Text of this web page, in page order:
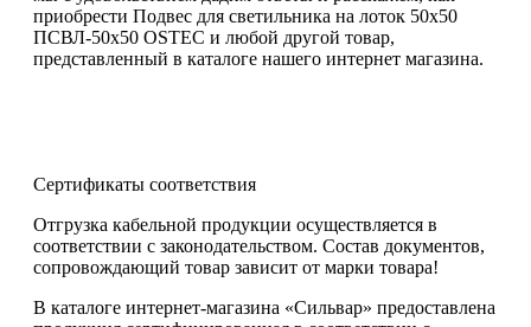
приобрести Подвес для светильника на лоток 50х50
ПСВЛ-50х50 OSTEC и любой другой товар,
представленный в каталоге нашего интернет магазина.
Сертификаты соответствия
Отгрузка кабельной продукции осуществляется в
соответствии с законодательством. Состав документов,
сопровождающий товар зависит от марки товара!
В каталоге интернет-магазина «Сильвар» предоставлена